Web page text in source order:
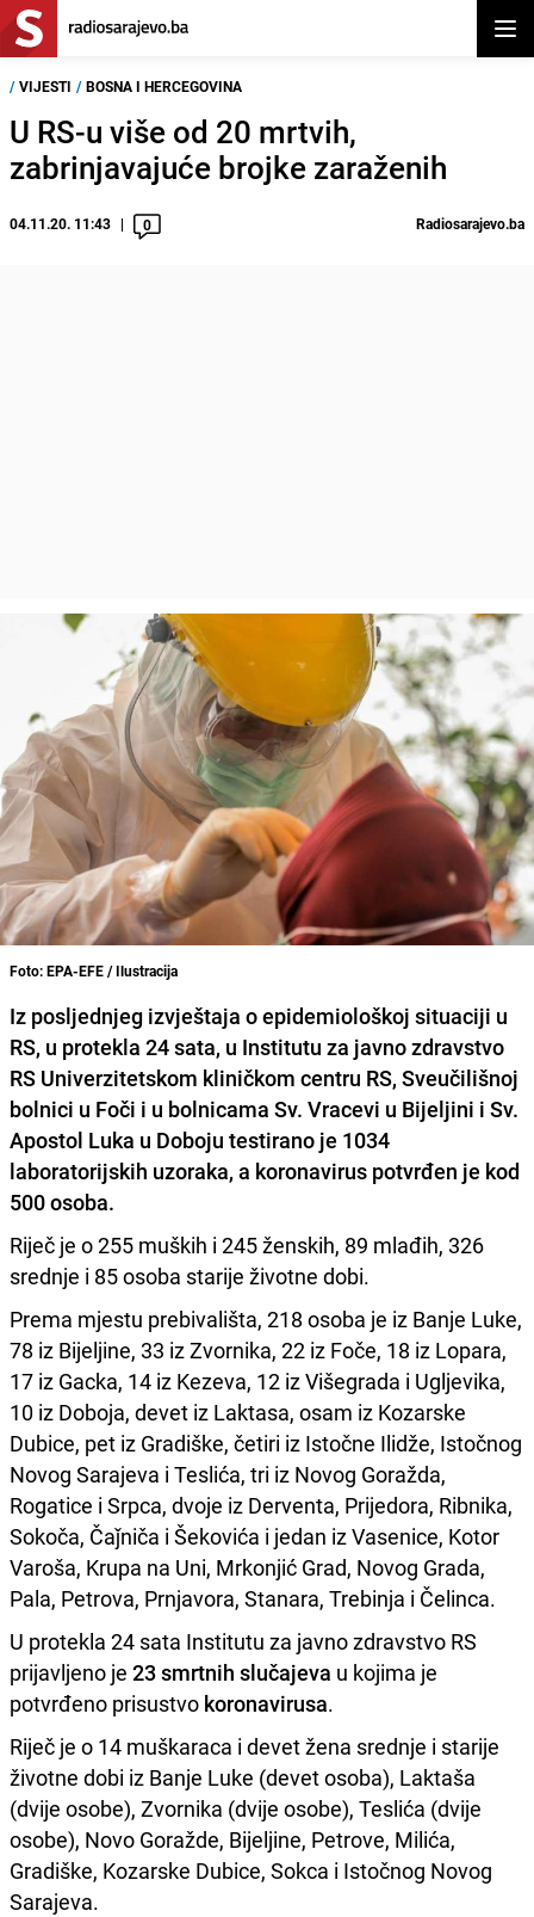
/ VIJESTI / BOSNA I HERCEGOVINA
U RS-u više od 20 mrtvih,
zabrinjavajuće brojke zaraženih
04.11.20. 11:43 0 Radiosarajevo.ba
Foto: EPA-EFE / Ilustracija
Iz posljednjeg izvještaja o epidemiološkoj situaciji u
RS, u protekla 24 sata, u Institutu za javno zdravstvo
RS Univerzitetskom kliničkom centru RS, Sveučilišnoj
bolnici u Foči i u bolnicama Sv. Vracevi u Bijeljini i Sv.
Apostol Luka u Doboju testirano je 1034
laboratorijskih uzoraka, a koronavirus potvrđen je kod
500 osoba.
Riječ je o 255 muških i 245 ženskih, 89 mlađih, 326
srednje i 85 osoba starije životne dobi.
Prema mjestu prebivališta, 218 osoba je iz Banje Luke,
78 iz Bijeljine, 33 iz Zvornika, 22 iz Foče, 18 iz Lopara,
17 iz Gacka, 14 iz Kezeva, 12 iz Višegrada i Ugljevika,
10 iz Doboja, devet iz Laktasa, osam iz Kozarske
Dubice, pet iz Gradiške, četiri iz Istočne Ilidže, Istočnog
Novog Sarajeva i Teslića, tri iz Novog Goražda,
Rogatice i Srpca, dvoje iz Derventa, Prijedora, Ribnika,
Sokoča, Čaǰniča i Šekovića i jedan iz Vasenice, Kotor
Varoša, Krupa na Uni, Mrkonjić Grad, Novog Grada,
Pala, Petrova, Prnjavora, Stanara, Trebinja i Čelinca.
U protekla 24 sata Institutu za javno zdravstvo RS
prijavljeno je 23 smrtnih slučajeva u kojima je
potvrđeno prisustvo koronavirusa.
Riječ je o 14 muškaraca i devet žena srednje i starije
životne dobi iz Banje Luke (devet osoba), Laktaša
(dvije osobe), Zvornika (dvije osobe), Teslića (dvije
osobe), Novo Goražde, Bijeljine, Petrove, Milića,
Gradiške, Kozarske Dubice, Sokca i Istočnog Novog
Sarajeva.